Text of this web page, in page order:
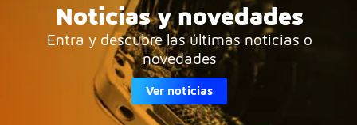
Noticias y novedades
Entra y descubre las últimas noticias o
novedades
Ver noticias